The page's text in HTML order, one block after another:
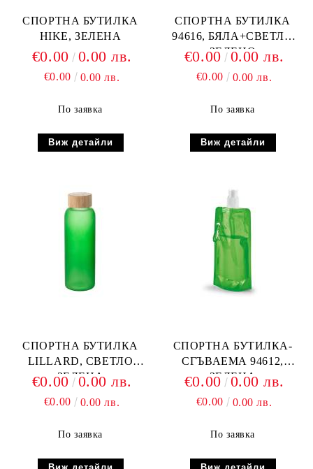
СПОРТНА БУТИЛКА
HIKE, ЗЕЛЕНА
€0.00 0.00 лв.
€0.00 0.00 лв.
По заявка
Виж детайли
СПОРТНА БУТИЛКА
94616, БЯЛА+СВЕТЛО
ЗЕЛЕНО
€0.00 0.00 лв.
€0.00 0.00 лв.
По заявка
Виж детайли
СПОРТНА БУТИЛКА
LILLARD, СВЕТЛО
ЗЕЛЕНА
€0.00 0.00 лв.
€0.00 0.00 лв.
По заявка
СПОРТНА БУТИЛКА-
СГЪВАЕМА 94612,
ЗЕЛЕНА
€0.00 0.00 лв.
€0.00 0.00 лв.
По заявка